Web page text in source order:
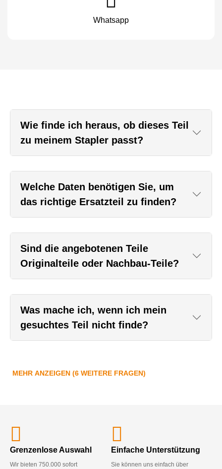
Whatsapp
Wie finde ich heraus, ob dieses Teil
zu meinem Stapler passt?
Welche Daten benötigen Sie, um
das richtige Ersatzteil zu finden?
Sind die angebotenen Teile
Originalteile oder Nachbau-Teile?
Was mache ich, wenn ich mein
gesuchtes Teil nicht finde?
MEHR ANZEIGEN (6 WEITERE FRAGEN)
Grenzenlose Auswahl
Wir bieten 750.000 sofort
Einfache Unterstützung
Sie können uns einfach über